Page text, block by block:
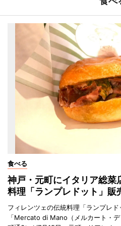
食べる
神戸・元町にイタリア総
料理「ランプレドット」販
フィレンツェの伝統料理「ランプレ
「Mercato di Mano（メルカート・